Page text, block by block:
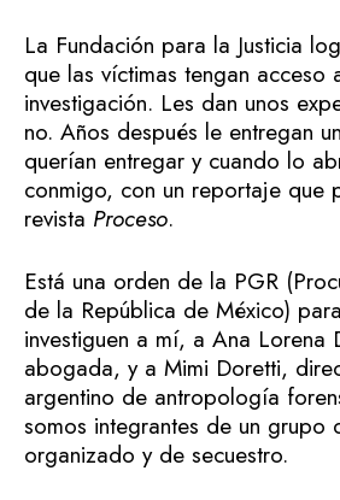
La Fundación para la Justicia
que las víctimas tengan acceso
investigación. Les dan unos
no. Años después le entregan
querían entregar y cuando lo
conmigo, con un reportaje que
revista Proceso.
Está una orden de la PGR
de la República de México)
investiguen a mí, a Ana Lorena
abogada, y a Mimi Doretti,
argentino de antropología
somos integrantes de un grupo
organizado y de secuestro.